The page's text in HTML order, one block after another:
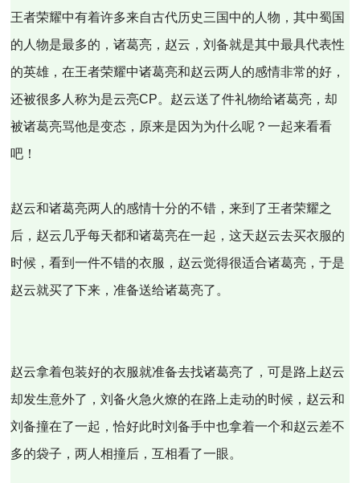
王者荣耀中有着许多来自古代历史三国中的人物，其中蜀国
的人物是最多的，诸葛亮，赵云，刘备就是其中最具代表性
的英雄，在王者荣耀中诸葛亮和赵云两人的感情非常的好，
还被很多人称为是云亮CP。赵云送了件礼物给诸葛亮，却
被诸葛亮骂他是变态，原来是因为为什么呢？一起来看看
吧！
赵云和诸葛亮两人的感情十分的不错，来到了王者荣耀之
后，赵云几乎每天都和诸葛亮在一起，这天赵云去买衣服的
时候，看到一件不错的衣服，赵云觉得很适合诸葛亮，于是
赵云就买了下来，准备送给诸葛亮了。
赵云拿着包装好的衣服就准备去找诸葛亮了，可是路上赵云
却发生意外了，刘备火急火燎的在路上走动的时候，赵云和
刘备撞在了一起，恰好此时刘备手中也拿着一个和赵云差不
多的袋子，两人相撞后，互相看了一眼。